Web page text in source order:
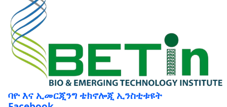
ባዮ እና ኢመርጂንግ ቴክኖሎጂ ኢንስቲቱዩት